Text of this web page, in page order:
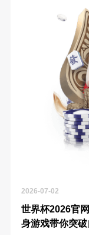
2026-07-02
世界杯2026官
身游戏带你突